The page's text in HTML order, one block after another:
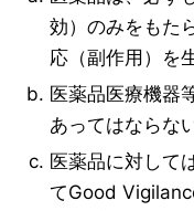
効）のみをもた
応（副作用）を
医薬品医療機器
あってはならな
医薬品に対して
てGood